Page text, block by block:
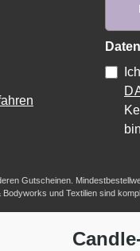
Gutscheinen.
und Textilien sind